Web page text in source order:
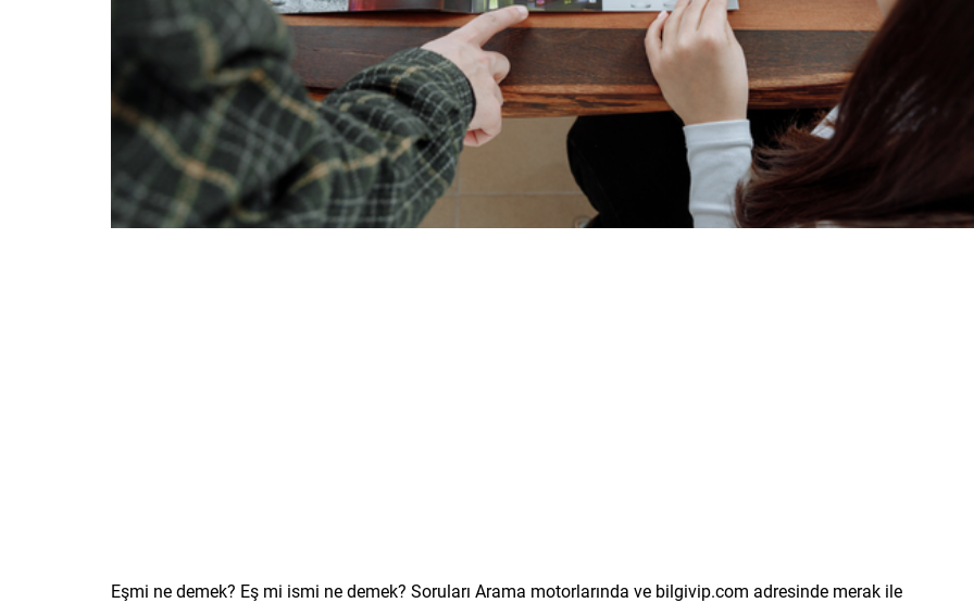
Eşmi ne demek? Eş mi ismi ne demek? Soruları Arama motorlarında ve bilgivip.com adresinde merak ile